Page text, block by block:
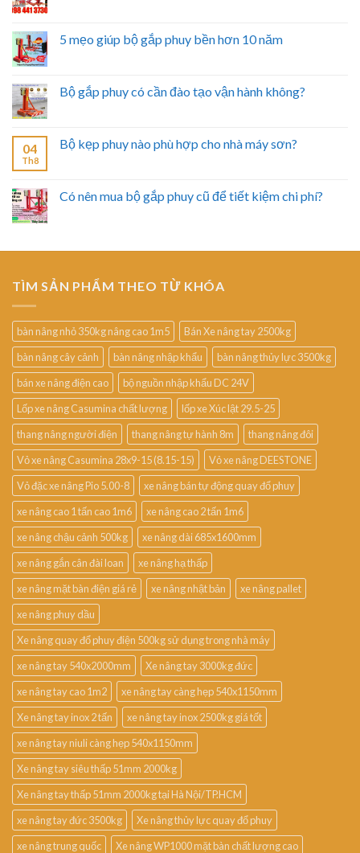
5 mẹo giúp bộ gắp phuy bền hơn 10 năm
Bộ gắp phuy có cần đào tạo vận hành không?
04
Th8
Bộ kẹp phuy nào phù hợp cho nhà máy sơn?
Có nên mua bộ gắp phuy cũ để tiết kiệm chi phí?
TÌM SẢN PHẨM THEO TỪ KHÓA
bàn nâng nhỏ 350kg nâng cao 1m5
Bán Xe nâng tay 2500kg
bàn nâng cây cảnh
bàn nâng nhập khẩu
bàn nâng thủy lực 3500kg
bán xe nâng điện cao
bộ nguồn nhập khẩu DC 24V
Lốp xe nâng Casumina chất lượng
lốp xe Xúc lật 29.5-25
thang nâng người điện
thang nâng tự hành 8m
thang nâng đôi
Vỏ xe nâng Casumina 28x9-15 (8.15-15)
Vỏ xe nâng DEESTONE
Vỏ đặc xe nâng Pio 5.00-8
xe nâng bán tự động quay đổ phuy
xe nâng cao 1 tấn cao 1m6
xe nâng cao 2 tấn 1m6
xe nâng chậu cảnh 500kg
xe nâng dài 685x1600mm
xe nâng gắn cân đài loan
xe nâng hạ thấp
xe nâng mặt bàn điện giá rẻ
xe nâng nhật bản
xe nâng pallet
xe nâng phuy dầu
Xe nâng quay đổ phuy điện 500kg sử dụng trong nhà máy
xe nâng tay 540x2000mm
Xe nâng tay 3000kg đức
xe nâng tay cao 1m2
xe nâng tay càng hẹp 540x1150mm
Xe nâng tay inox 2 tấn
xe nâng tay inox 2500kg giá tốt
xe nâng tay niuli càng hẹp 540x1150mm
Xe nâng tay siêu thấp 51mm 2000kg
Xe nâng tay thấp 51mm 2000kg tại Hà Nội/TP.HCM
xe nâng tay đức 3500kg
Xe nâng thủy lực quay đổ phuy
xe nâng trung quốc
Xe nâng WP1000 mặt bàn chất lượng cao